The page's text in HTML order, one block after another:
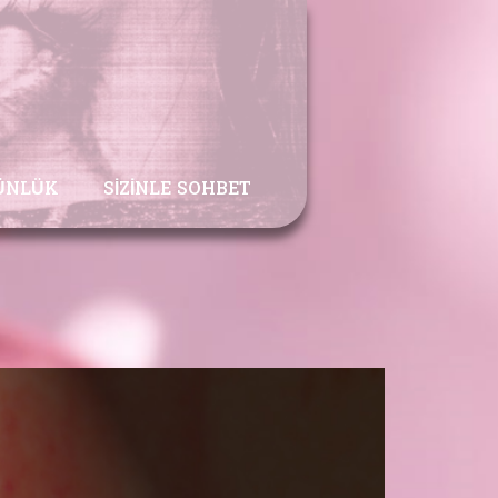
SIZINLE SOHBET